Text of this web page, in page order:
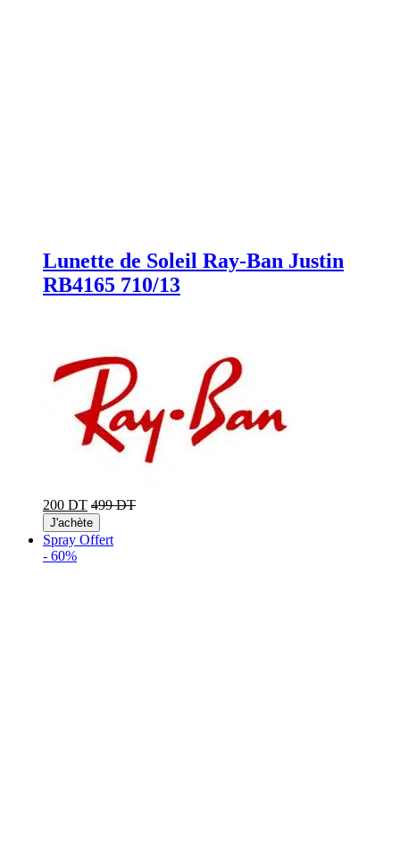
Lunette de Soleil Ray-Ban Justin
RB4165 710/13
200 DT 499 DT
J'achète
Spray Offert
- 60%